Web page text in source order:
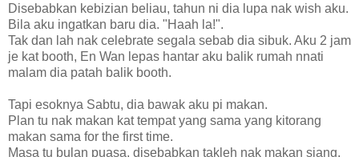
Disebabkan kebizian beliau, tahun ni dia lupa nak wish aku.
Bila aku ingatkan baru dia. "Haah la!".
Tak dan lah nak celebrate segala sebab dia sibuk. Aku 2 jam
je kat booth, En Wan lepas hantar aku balik rumah nnati
malam dia patah balik booth.
Tapi esoknya Sabtu, dia bawak aku pi makan.
Plan tu nak makan kat tempat yang sama yang kitorang
makan sama for the first time.
Masa tu bulan puasa, disebabkan takleh nak makan siang,